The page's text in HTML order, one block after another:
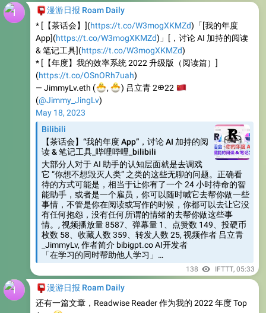
App](https://t.co/W3mogXKMZd
& 笔记工具]( https://t.co/W3mogXKMZd)
* [【年度】我的效率系统 2022 升级版（阅读篇）]
(https://t.co/OSnORh7uah)
— JimmyLv.eth (
🐣
,
🐣) 吕立青 2𐃏22
(@Jimmy_JingLv)
May 18, 2023
Bilibili
【茶话会】“我的年度 App”，讨论 AI 加持的阅
读 & 笔记工具_哔哩哔哩_bilibili
大部分人对于 AI 助手的认知层面就是去调戏
它 “你想不想毁灭人类” 之类的这些无聊的问题。正确看
待的方式可能是，相当于让你有了一个 24 小时待命的智
能助手，或者是一个雇员，你可以随时喊它去帮你做一些
事情，不管是你在阅读或写作的时候，你都可以去让它没
有任何抱怨，没有任何所谓的情绪的去帮你做这些事
情。, 视频播放量 8587、弹幕量 1、点赞数 149、投硬币
枚数 58、收藏人数 359、转发人数 25, 视频作者 吕立青
_JimmyLv, 作者简介 bibigpt.co AI开发者
「在学习的同时帮助他人学习」…
138
漫游日报 Roam Daily
还有一篇文章，Readwise Reader 作为我的 2022 年度 Top
App